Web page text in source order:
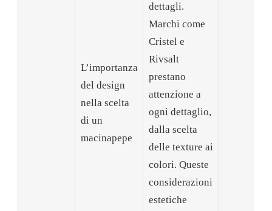
L’importanza
del design
nella scelta
di un
macinapepe
dettagli.
Marchi come
Cristel e
Rivsalt
prestano
attenzione a
ogni dettaglio,
dalla scelta
delle texture ai
colori. Queste
considerazioni
estetiche